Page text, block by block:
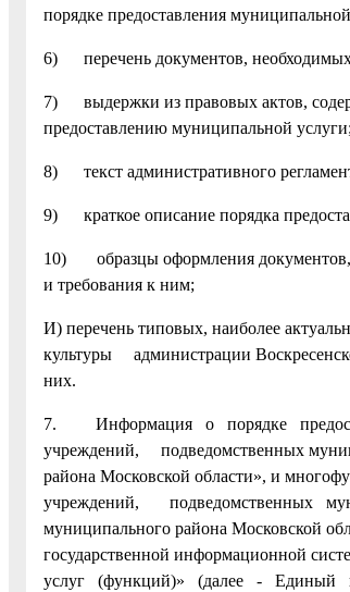
порядке предоставления
6) перечень документов,
7) выдержки из правовых актов,
предоставлению муниципальной услуги;
8) текст административного
9) краткое описание порядка
10) образцы оформления документов,
и требования к ним;
И) перечень типовых, наиболее
культуры администрации
них.
7. Информация о порядке
учреждений, подведомственных
района Московской области», и
учреждений, подведомственных
муниципального района Московской
государственной информационной
услуг (функций)» (далее - Единый